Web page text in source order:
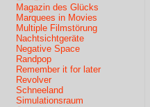
Magazin des Glücks
Marquees in Movies
Multiple Filmstörung
Nachtsichtgeräte
Negative Space
Randpop
Remember it for later
Revolver
Schneeland
Simulationsraum